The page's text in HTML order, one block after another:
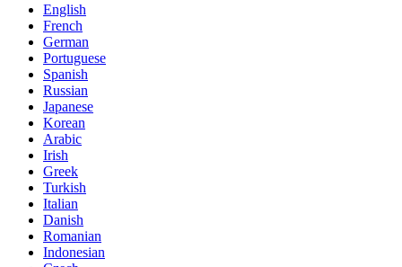
English
French
German
Portuguese
Spanish
Russian
Japanese
Korean
Arabic
Irish
Greek
Turkish
Italian
Danish
Romanian
Indonesian